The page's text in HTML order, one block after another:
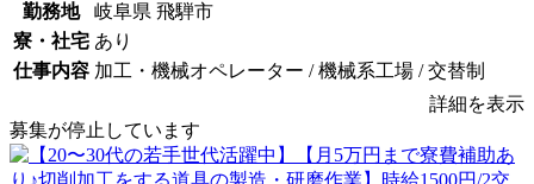
勤務地
岐阜県 飛騨市
寮・社宅 あり
仕事内容 加工・機械オペレーター / 機械系工場 / 交替制
詳細を表示
募集が停止しています